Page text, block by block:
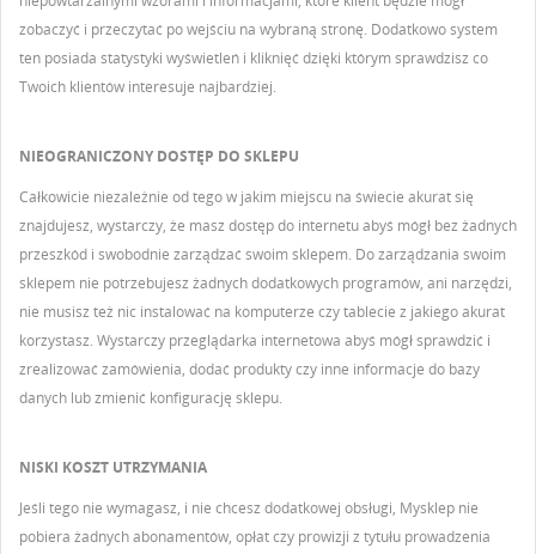
zobaczyć i przeczytać po wejściu na wybraną stronę. Dodatkowo system
ten posiada statystyki wyświetleń i kliknięć dzięki którym sprawdzisz co
Twoich klientów interesuje najbardziej.
NIEOGRANICZONYDOSTĘP DO SKLEPU
Całkowicie niezależnie od tego w jakim miejscu na świecie akurat się
znajdujesz, wystarczy, że masz dostęp do internetu abyś mógł bez żadnych
przeszkód i swobodnie zarządzać swoim sklepem. Do zarządzania swoim
sklepem nie potrzebujesz żadnych dodatkowych programów, ani narzędzi,
nie musisz też nic instalować na komputerze czy tablecie z jakiego akurat
korzystasz. Wystarczy przeglądarka internetowa abyś mógł sprawdzić i
zrealizować zamówienia, dodać produkty czy inne informacje do bazy
danych lub zmienić konfigurację sklepu.
NISKI KOSZT UTRZYMANIA
Jeśli tego nie wymagasz, i nie chcesz dodatkowej obsługi, Mysklep nie
pobiera żadnych abonamentów, opłat czy prowizji z tytułu prowadzenia